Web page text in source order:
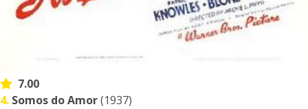
7.00
4. Somos do Amor(1937)